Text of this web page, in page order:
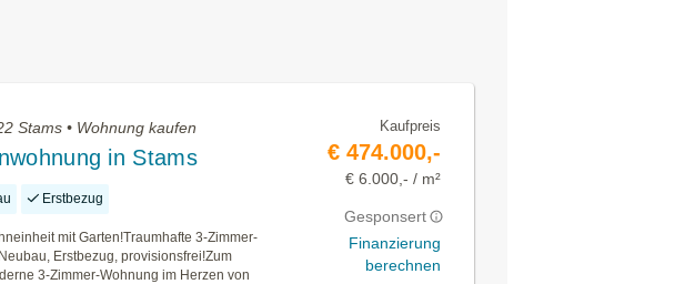
Stams • Wohnung kaufen
in Stams
Erstbezug
mit Garten!Traumhafte 3-Zimmer-
Erstbezug, provisionsfrei!Zum
3-Zimmer-Wohnung im Herzen von
Kaufpreis
€ 474.000,-
€ 6.000,- / m²
Gesponsert
Finanzierung
berechnen